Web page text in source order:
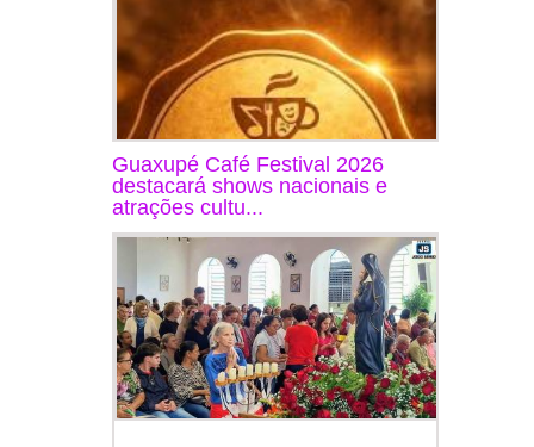
Guaxupé Café Festival 2026
destacará shows nacionais e
atrações cultu...